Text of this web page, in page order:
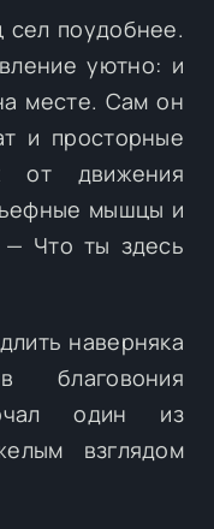
поудобнее.
уютно: и
месте. Сам он
и просторные
от движения
мышцы и
— Что ты здесь
наверняка
один из
взглядом